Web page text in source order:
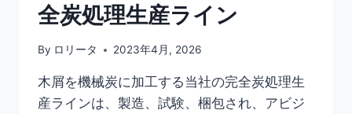
全炭処理生産ライン
By ロリータ 2023年4月, 2026
木屑を機械炭に加工する当社の完全炭処理生
産ラインは、製造、試験、梱包され、アビジ